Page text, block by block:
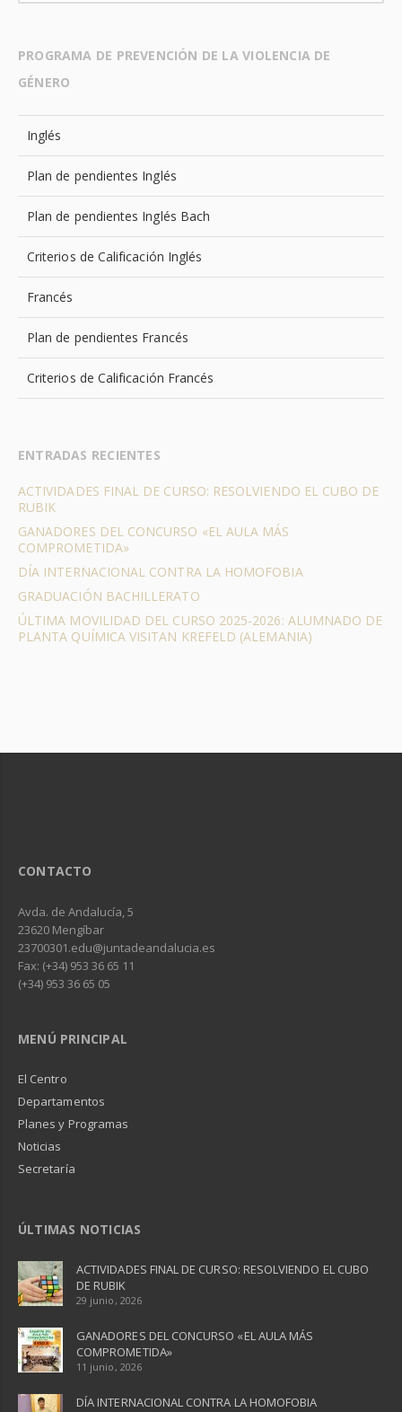
PROGRAMA DE PREVENCIÓN DE LA VIOLENCIA DE
GÉNERO
Inglés
Plan de pendientes Inglés
Plan de pendientes Inglés Bach
Criterios de Calificación Inglés
Francés
Plan de pendientes Francés
Criterios de Calificación Francés
ENTRADAS RECIENTES
ACTIVIDADES FINAL DE CURSO: RESOLVIENDO EL CUBO DE
RUBIK
GANADORES DEL CONCURSO «EL AULA MÁS
COMPROMETIDA»
DÍA INTERNACIONAL CONTRA LA HOMOFOBIA
GRADUACIÓN BACHILLERATO
ÚLTIMA MOVILIDAD DEL CURSO 2025-2026: ALUMNADO DE
PLANTA QUÍMICA VISITAN KREFELD (ALEMANIA)
CONTACTO
Avda. de Andalucía, 5
23620 Mengíbar
23700301.edu@juntadeandalucia.es
Fax: (+34) 953 36 65 11
(+34) 953 36 65 05
MENÚ PRINCIPAL
El Centro
Departamentos
Planes y Programas
Noticias
Secretaría
ÚLTIMAS NOTICIAS
ACTIVIDADES FINAL DE CURSO: RESOLVIENDO EL CUBO
DE RUBIK
29 junio, 2026
GANADORES DEL CONCURSO «EL AULA MÁS
COMPROMETIDA»
11 junio, 2026
DÍA INTERNACIONAL CONTRA LA HOMOFOBIA